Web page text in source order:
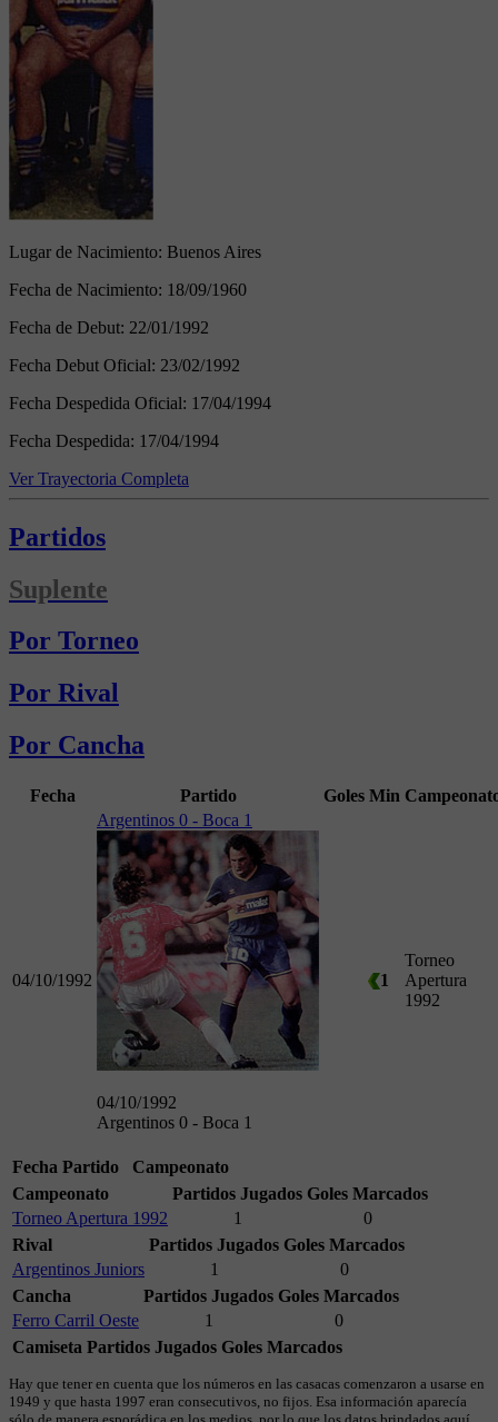
Lugar de Nacimiento: Buenos Aires
Fecha de Nacimiento: 18/09/1960
Fecha de Debut: 22/01/1992
Fecha Debut Oficial: 23/02/1992
Fecha Despedida Oficial: 17/04/1994
Fecha Despedida: 17/04/1994
Ver Trayectoria Completa
Partidos
Suplente
Por Torneo
Por Rival
Por Cancha
Fecha Partido Goles Min
04/10/1992
Argentinos 0 - Boca 1
04/10/1992
Argentinos 0 - Boca 1
1
Torneo
Apertura
1992
Fecha Partido
Campeonato
Campeonato
Partidos Jugados Goles Marcados
Torneo Apertura 1992
1
0
Rival
Partidos Jugados Goles Marcados
Argentinos Juniors
1
0
Cancha
Partidos Jugados Goles Marcados
Ferro Carril Oeste
1
0
Camiseta Partidos Jugados Goles Marcados
Hay que tener en cuenta que los números en las casacas comenzaron a usarse en
1949 y que hasta 1997 eran consecutivos, no fijos. Esa información aparecía